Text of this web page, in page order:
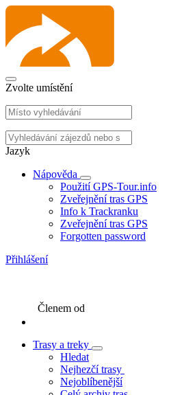
Zvolte umístění
Jazyk
Nápověda
Použití GPS-Tour.info
Zveřejnění tras GPS
Info k Trackranku
Zveřejnění tras GPS
Forgotten password
Přihlášení
Členem od
Trasy a treky
Hledat
Nejhezčí trasy
Nejoblíbenější